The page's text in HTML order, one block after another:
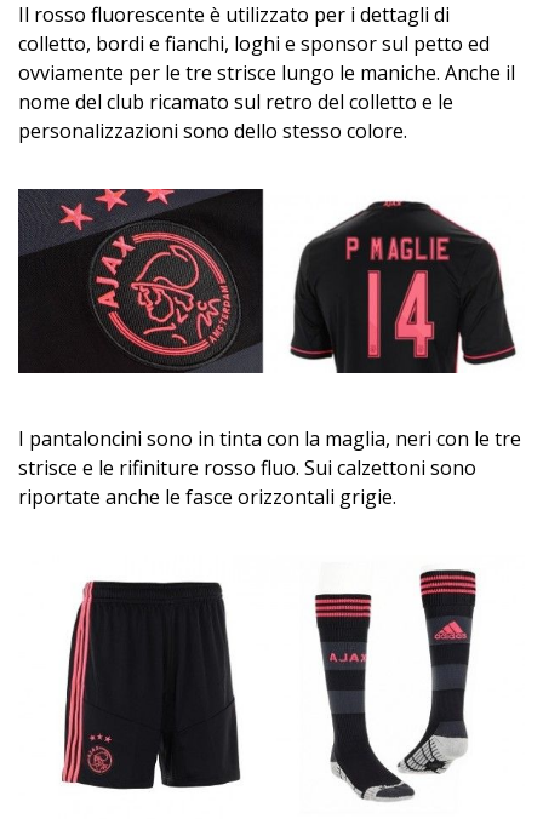
Il rosso fluorescente è utilizzato per i dettagli di
colletto, bordi e fianchi, loghi e sponsor sul petto ed
ovviamente per le tre strisce lungo le maniche. Anche il
nome del club ricamato sul retro del colletto e le
personalizzazioni sono dello stesso colore.
I pantaloncini sono in tinta con la maglia, neri con le tre
strisce e le rifiniture rosso fluo. Sui calzettoni sono
riportate anche le fasce orizzontali grigie.